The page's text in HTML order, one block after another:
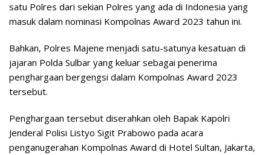
satu Polres dari sekian Polres yang ada di Indonesia yang
masuk dalam nominasi Kompolnas Award 2023 tahun ini.
Bahkan, Polres Majene menjadi satu-satunya kesatuan di
jajaran Polda Sulbar yang keluar sebagai penerima
penghargaan bergengsi dalam Kompolnas Award 2023
tersebut.
Penghargaan tersebut diserahkan oleh Bapak Kapolri
Jenderal Polisi Listyo Sigit Prabowo pada acara
penganugerahan Kompolnas Award di Hotel Sultan, Jakarta,